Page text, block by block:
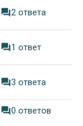
2 ответа
1 ответ
3 ответа
0 ответов